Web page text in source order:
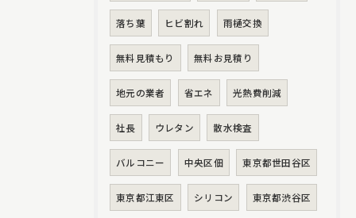
落ち葉 ヒビ割れ 雨樋交換
無料見積もり 無料お見積り
地元の業者 省エネ 光熱費削減
社長 ウレタン 散水検査
バルコニー 中央区佃 東京都世田谷区
東京都江東区 シリコン 東京都渋谷区